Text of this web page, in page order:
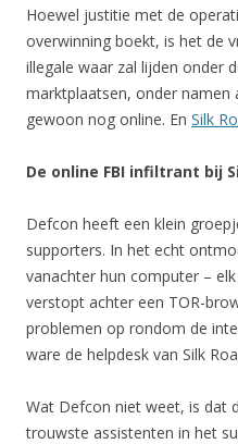
Hoewel justitie met de
overwinning boekt, is het de
illegale waar zal lijden onder
marktplaatsen, onder namen
gewoon nog online. En Silk
De online FBI infiltrant bij
Defcon heeft een klein
supporters. In het echt
vanachter hun computer –
verstopt achter een TOR-
problemen op rondom de
ware de helpdesk van Silk
Wat Defcon niet weet, is dat
trouwste assistenten in het